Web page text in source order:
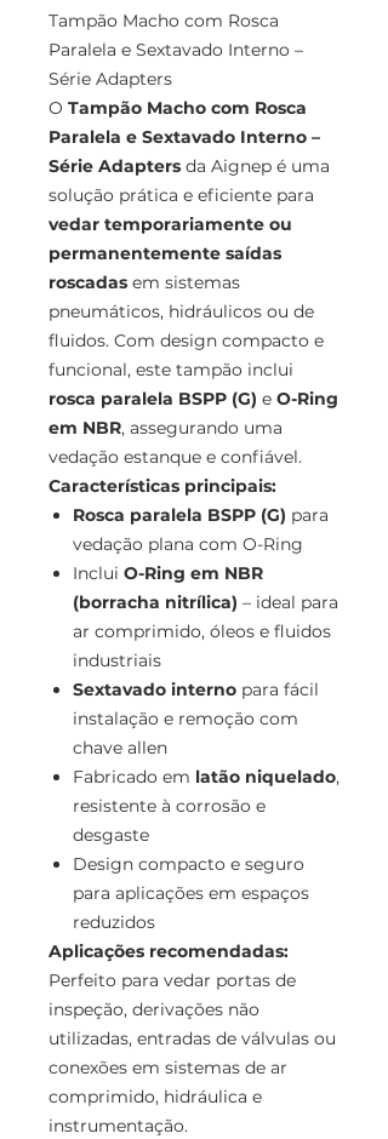
Tampão Macho com Rosca
Paralela e Sextavado Interno –
Série Adapters
O Tampão Macho com Rosca
Paralela e Sextavado Interno –
Série Adapters da Aignep é uma
solução prática e eficiente para
vedar temporariamente ou
permanentemente saídas
roscadas em sistemas
pneumáticos, hidráulicos ou de
fluidos. Com design compacto e
funcional, este tampão inclui
rosca paralela BSPP (G) e O-Ring
em NBR, assegurando uma
vedação estanque e confiável.
Características principais:
Rosca paralela BSPP (G) para
vedação plana com O-Ring
Inclui O-Ring em NBR
(borracha nitrílica) – ideal para
ar comprimido, óleos e fluidos
industriais
Sextavado interno para fácil
instalação e remoção com
chave allen
Fabricado em latão niquelado,
resistente à corrosão e
desgaste
Design compacto e seguro
para aplicações em espaços
reduzidos
Aplicações recomendadas:
Perfeito para vedar portas de
inspeção, derivações não
utilizadas, entradas de válvulas ou
conexões em sistemas de ar
comprimido, hidráulica e
instrumentação.